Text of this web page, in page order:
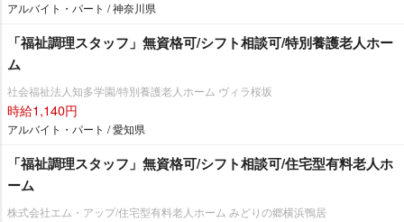
アルバイト・パート / 神奈川県
「福祉調理スタッフ」無資格可/シフト相談可/特別養護老人ホー
ム
社会福祉法人知多学園/特別養護老人ホーム ヴィラ桜坂
時給1,140円
アルバイト・パート / 愛知県
「福祉調理スタッフ」無資格可/シフト相談可/住宅型有料老人ホ
ーム
株式会社エム・アップ/住宅型有料老人ホーム みどりの郷横浜鴨居